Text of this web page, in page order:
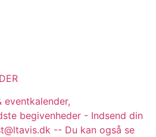
eventkalender,
begivenheder - Indsend din
-- Du kan også se